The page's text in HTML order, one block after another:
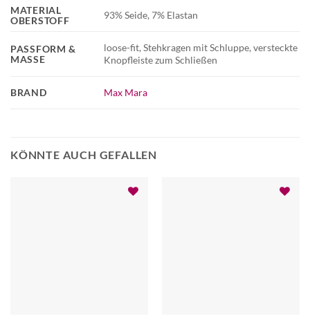
BRAND Max Mara
MATERIAL
OBERSTOFF
93% Seide, 7% Elastan
PASSFORM &
MASSE
loose-fit, Stehkragen mit Schluppe, versteckte
Knopfleiste zum Schließen
KÖNNTE AUCH GEFALLEN